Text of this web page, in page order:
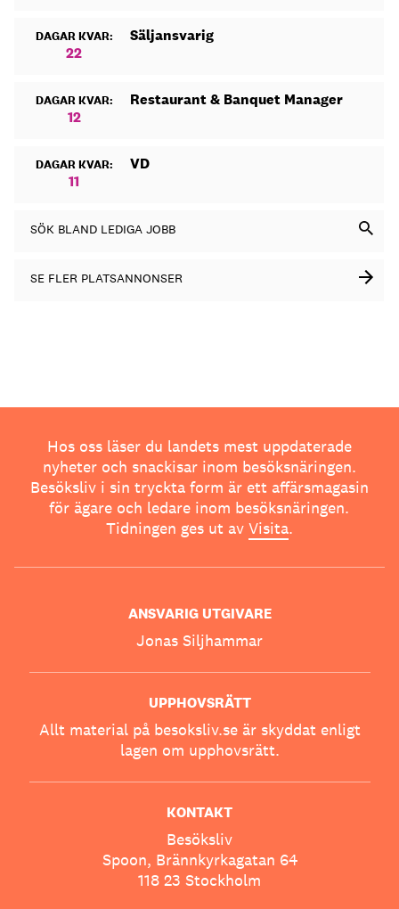
DAGAR KVAR:
22
Säljansvarig
DAGAR KVAR:
12
Restaurant & Banquet Manager
DAGAR KVAR:
11
VD
SÖK BLAND LEDIGA JOBB
SE FLER PLATSANNONSER
Hos oss läser du landets mest uppdaterade
nyheter och snackisar inom besöksnäringen.
Besöksliv i sin tryckta form är ett affärsmagasin
för ägare och ledare inom besöksnäringen.
Tidningen ges ut av Visita.
ANSVARIG UTGIVARE
Jonas Siljhammar
UPPHOVSRÄTT
Allt material på besoksliv.se är skyddat enligt
lagen om upphovsrätt.
KONTAKT
Besöksliv
Spoon, Brännkyrkagatan 64
118 23 Stockholm